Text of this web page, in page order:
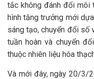
tắc không đánh đổi môi
hình tăng trưởng mới
sáng tạo, chuyển đổi số
tuần hoàn và chuyển
thuộc nhiên liệu hóa
Và mới đây, ngày 20/3/